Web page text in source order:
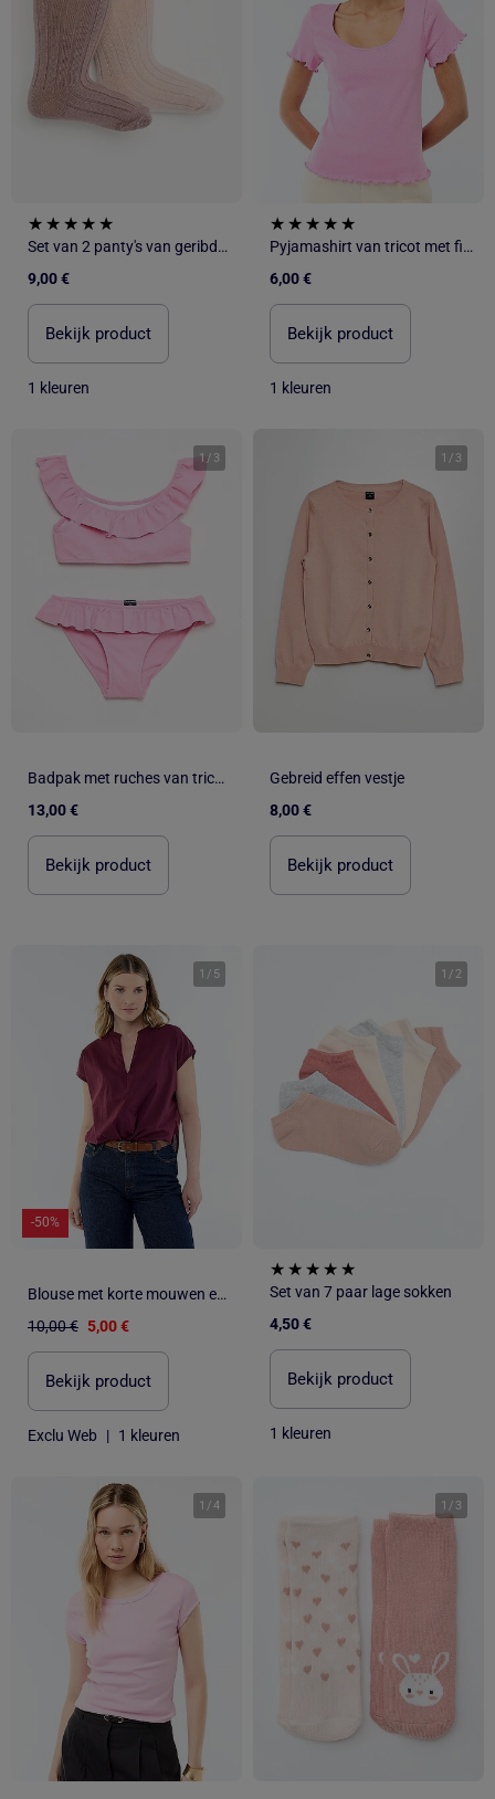
Set van 2 panty's van geribde tricot
9,00 €
Bekijk product
1 kleuren
Pyjamashirt van tricot met fijn ajourmotiefje
6,00 €
Bekijk product
1 kleuren
1 / 3
Badpak met ruches van tricot - 2-delig
13,00 €
Bekijk product
1 / 3
Gebreid effen vestje
8,00 €
Bekijk product
1 / 5
-50%
Blouse met korte mouwen en V-hals
10,00 € 5,00 €
Bekijk product
Exclu Web | 1 kleuren
1 / 2
Set van 7 paar lage sokken
4,50 €
Bekijk product
1 kleuren
1 /4 1 / 3